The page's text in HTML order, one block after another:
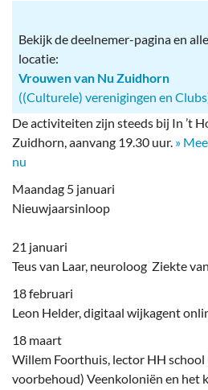
Bekijk de deelnemer-pagina en
locatie:
Vrouwen van Nu Zuidhorn
((Culturele) verenigingen en
De activiteiten zijn steeds bij In ’t
Zuidhorn, aanvang 19.30 uur. »
nu
Maandag 5 januari
Nieuwjaarsinloop
21 januari
Teus van Laar, neuroloog Ziekte
18 februari
Leon Helder, digitaal wijkagent
18 maart
Willem Foorthuis, lector HH school
voorbehoud) Veenkoloniën en het